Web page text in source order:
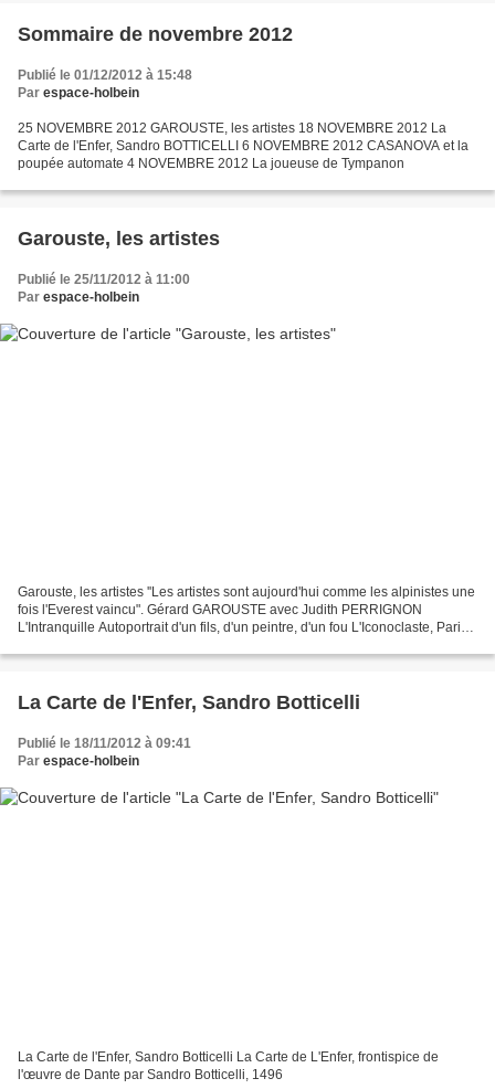
Sommaire de novembre 2012
Publié le 01/12/2012 à 15:48
Par espace-holbein
25 NOVEMBRE 2012 GAROUSTE, les artistes 18 NOVEMBRE 2012 La
Carte de l'Enfer, Sandro BOTTICELLI 6 NOVEMBRE 2012 CASANOVA et la
poupée automate 4 NOVEMBRE 2012 La joueuse de Tympanon
Garouste, les artistes
Publié le 25/11/2012 à 11:00
Par espace-holbein
Garouste, les artistes ''Les artistes sont aujourd'hui comme les alpinistes une
fois l'Everest vaincu". Gérard GAROUSTE avec Judith PERRIGNON
L'Intranquille Autoportrait d'un fils, d'un peintre, d'un fou L'Iconoclaste, Paris,
La Carte de l'Enfer, Sandro Botticelli
Publié le 18/11/2012 à 09:41
Par espace-holbein
La Carte de l'Enfer, Sandro Botticelli La Carte de L'Enfer, frontispice de
l'œuvre de Dante par Sandro Botticelli, 1496